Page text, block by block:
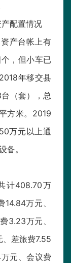
产配置情况
产台帐上有
，但小车已
年移交县
（套），总
方米。2019
万元以上通
备。
计408.70万
万元、
3.23万元、
差旅费7.55
元、会议费